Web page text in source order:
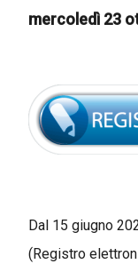
mercoledì 23
Dal 15 giugno
(Registro